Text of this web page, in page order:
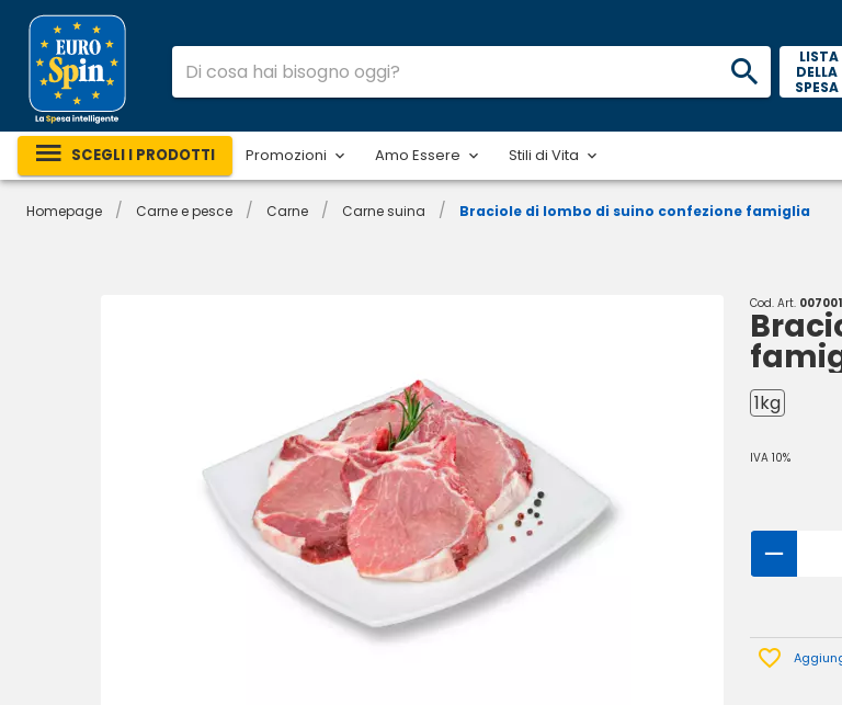
LISTA
DELLA
SPESA
SCEGLI I PRODOTTI Promozioni Amo Essere Stili di Vita
Homepage / Carne e pesce / Carne / Carne suina / Braciole di lombo di suino confezione famiglia
Cod. Art.
1kg
IVA 10%